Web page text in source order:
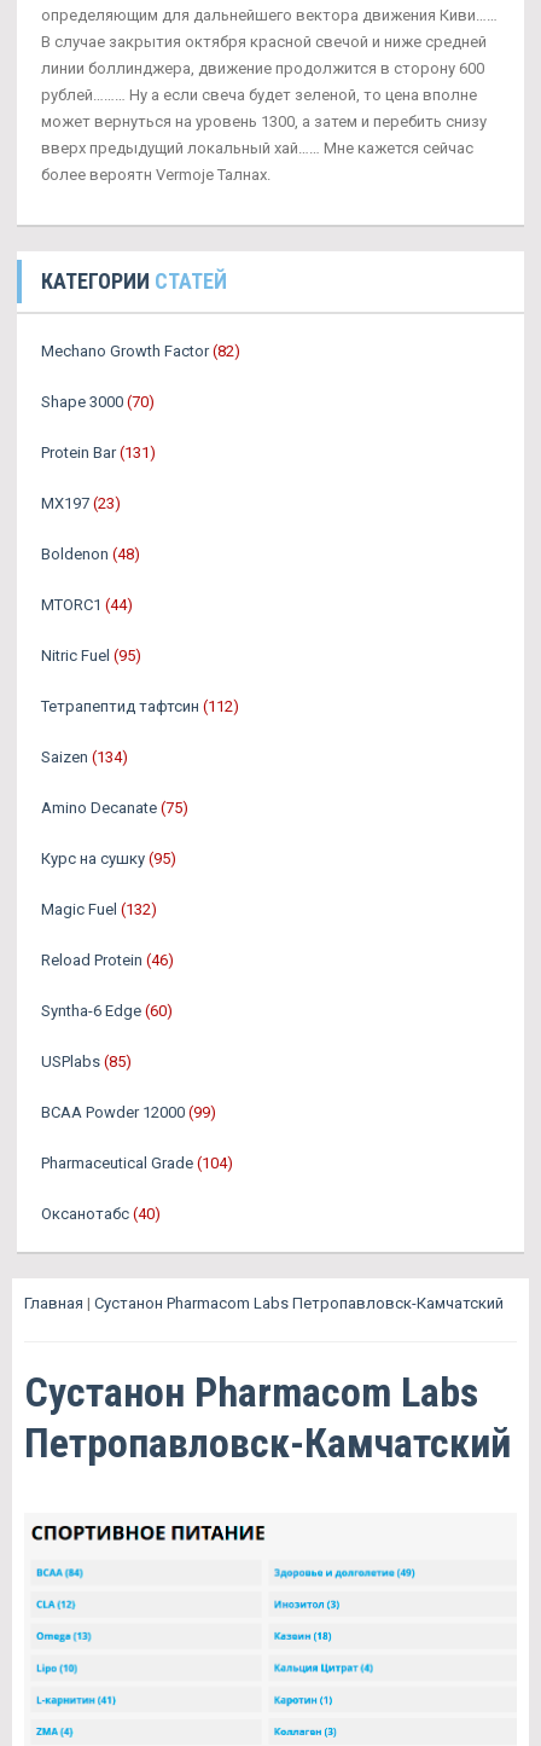
определяющим для дальнейшего вектора движения Киви……
В случае закрытия октября красной свечой и ниже средней
линии боллинджера, движение продолжится в сторону 600
рублей……… Ну а если свеча будет зеленой, то цена вполне
может вернуться на уровень 1300, а затем и перебить снизу
вверх предыдущий локальный хай…… Мне кажется сейчас
более вероятн Vermoje Талнах.
КАТЕГОРИИ СТАТЕЙ
Mechano Growth Factor (82)
Shape 3000 (70)
Protein Bar (131)
MX197 (23)
Boldenon (48)
MTORC1 (44)
Nitric Fuel (95)
Тетрапептид тафтсин (112)
Saizen (134)
Amino Decanate (75)
Курс на сушку (95)
Magic Fuel (132)
Reload Protein (46)
Syntha-6 Edge (60)
USPlabs (85)
BCAA Powder 12000 (99)
Pharmaceutical Grade (104)
Оксанотабс (40)
Главная | Сустанон Pharmacom Labs Петропавловск-Камчатский
Сустанон Pharmacom Labs
Петропавловск-Камчатский